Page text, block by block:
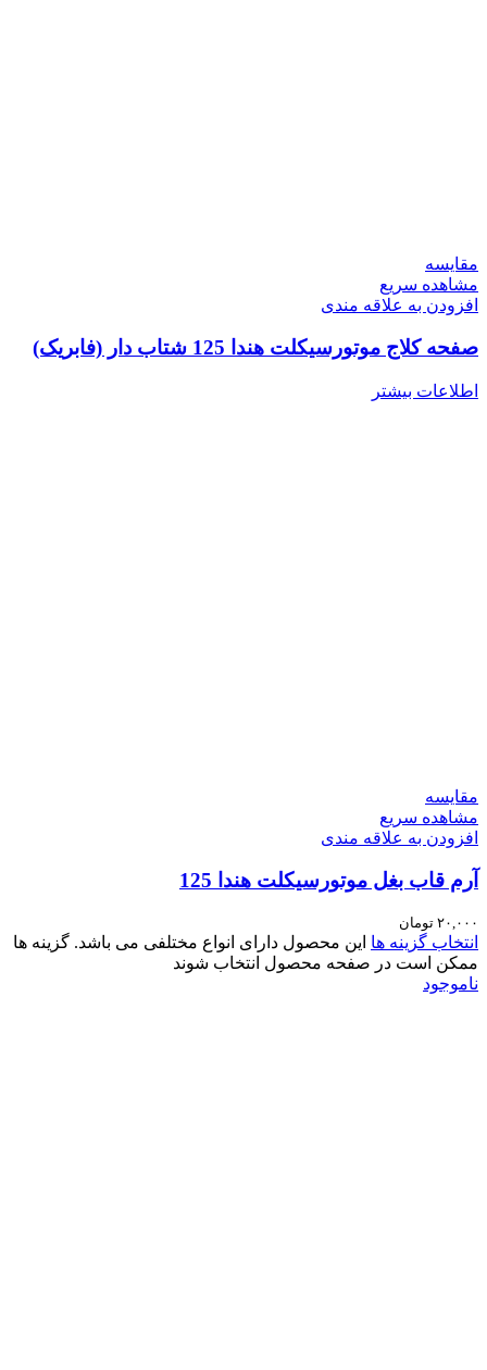
مقایسه
مشاهده سریع
افزودن به علاقه مندی
صفحه کلاج موتورسیکلت هندا 125 شتاب دار (فابریک)
اطلاعات بیشتر
مقایسه
مشاهده سریع
افزودن به علاقه مندی
آرم قاب بغل موتورسیکلت هندا 125
۲۰,۰۰۰ تومان
انتخاب گزینه ها این محصول دارای انواع مختلفی می باشد. گزینه ها
ممکن است در صفحه محصول انتخاب شوند
ناموجود